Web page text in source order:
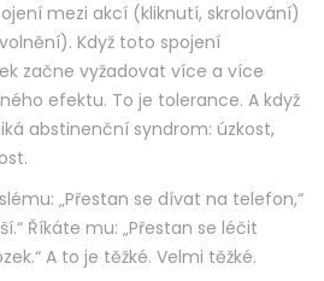
mezi akcí (kliknutí, skrolování)
Když toto spojení
začne vyžadovat více a více
efektu. To je tolerance. A když
abstinenční syndrom: úzkost,
„Přestan se dívat na telefon,“
Říkáte mu: „Přestan se léčit
A to je těžké. Velmi těžké.